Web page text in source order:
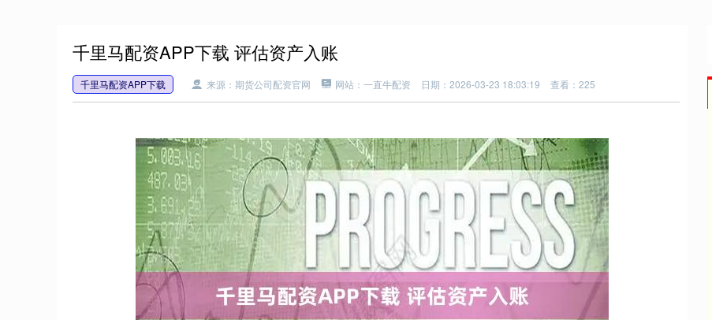
千里马配资APP下载 评估资产入账
千里马配资APP下载 来源：期货公司配资官网 网站：一直牛配资 日期：2026-03-23 18:03:19 查看：225